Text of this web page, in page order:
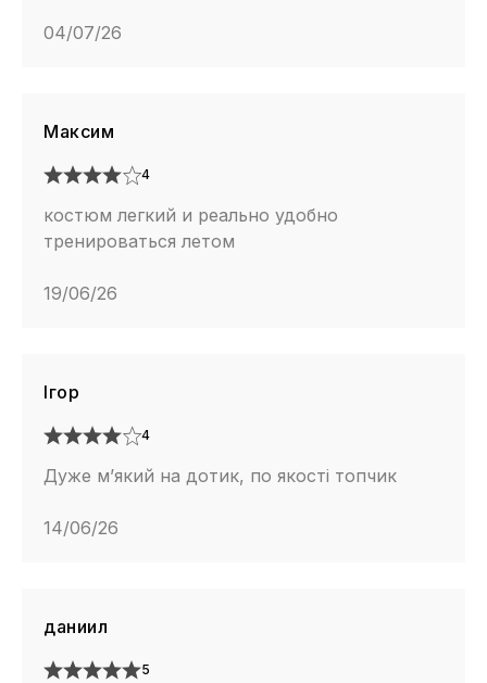
04/07/26
Максим
4
костюм легкий и реально удобно
тренироваться летом
19/06/26
Ігор
4
Дуже м’який на дотик, по якості топчик
14/06/26
даниил
5